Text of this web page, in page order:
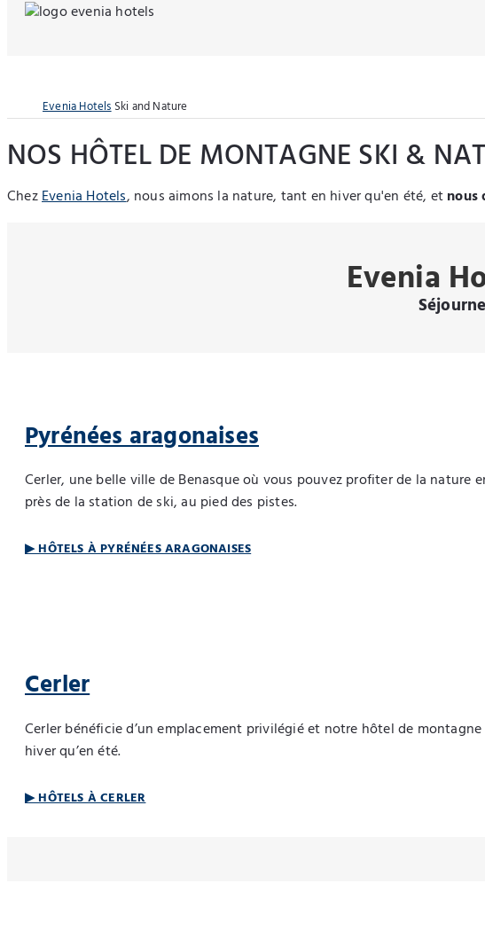
Evenia Hotels Ski and Nature
NOS HÔTEL DE MONTAGNE SKI &
ChezEvenia Hotels, nous aimons la nature, tant en hiver qu'en été, etnous
Evenia
Pyrénées aragonaises
Cerler, une belle ville de Benasque où vous pouvez profiter de la
près de la station de ski, au pied des pistes.
▶ HÔTELS À PYRÉNÉES ARAGONAISES
Cerler
Cerler bénéficie d’un emplacement privilégié et notre hôtel de
hiver qu’en été.
▶ HÔTELS À CERLER